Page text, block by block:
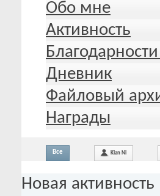
Обо мне
Активность
Дневник
Файловый
Награды
Все Kian Ni
Новая активность